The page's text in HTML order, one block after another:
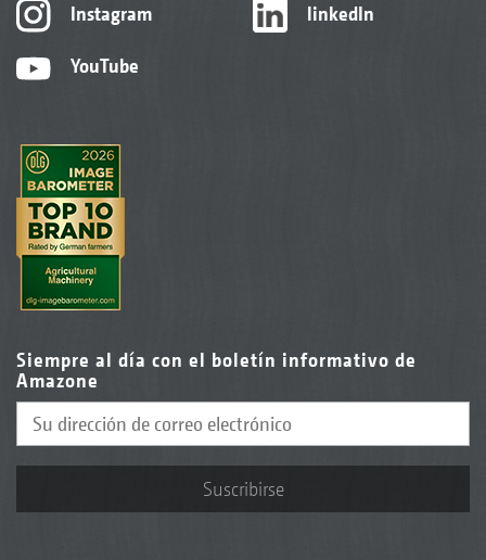
Instagram
YouTube
linkedIn
Siempre al día con el boletín informativo de
Amazone
Suscribirse